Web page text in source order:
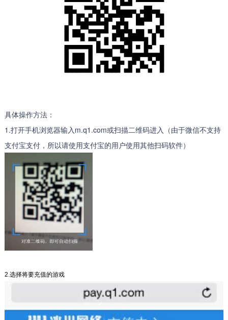
具体操作方法：
1.打开手机浏览器输入m.q1.com或扫描二维码进入（由于微信不支持
支付宝支付，所以请使用支付宝的用户使用其他扫码软件）
2.选择将要充值的游戏